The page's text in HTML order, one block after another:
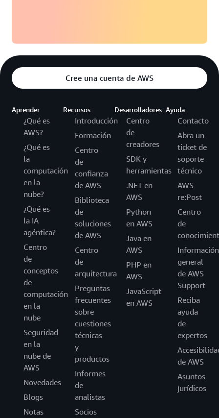
Cree una cuenta de AWS
Aprender
¿Qué es
AWS?
¿Qué es
la
computación
en la
nube?
¿Qué es
la IA
agéntica?
Centro
de
conceptos
de
computación
en la
nube
Seguridad
en la
nube de
AWS
Novedades
Blogs
Notas
Recursos
Introducción
Formación
Centro
de
confianza
de AWS
Biblioteca
de
soluciones
de AWS
Centro
de
arquitectura
Preguntas
frecuentes
sobre
cuestiones
técnicas
y
productos
Informes
de
analistas
Socios
Desarrolladores
Centro
de
creadores
SDK y
herramientas
.NET en
AWS
Python
en AWS
Java en
AWS
PHP en
AWS
JavaScript
en AWS
Ayuda
Contacto
Abra un
ticket de
soporte
técnico
AWS
re:Post
Centro
de
Información
general
de AWS
Support
Reciba
ayuda
de
expertos
de AWS
Asuntos
jurídicos